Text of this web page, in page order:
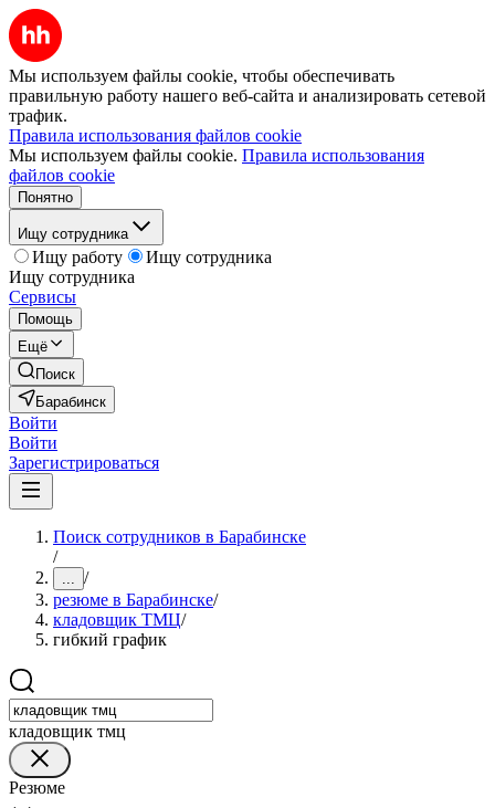
Мы используем файлы cookie, чтобы обеспечивать
правильную работу нашего веб-сайта и анализировать сетевой
трафик.
Правила использования файлов cookie
Мы используем файлы cookie. Правила использования
файлов cookie
Понятно
Ищу сотрудника
Ищу работу
Ищу сотрудника
Ищу сотрудника
Сервисы
Помощь
Ещё
Поиск
Барабинск
Войти
Войти
Зарегистрироваться
Поиск сотрудников в Барабинске
/
... /
резюме в Барабинске/
кладовщик ТМЦ/
гибкий график
кладовщик тмц
Резюме